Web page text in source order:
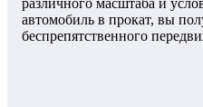
различного масштаба и
автомобиль в прокат, вы
беспрепятственного